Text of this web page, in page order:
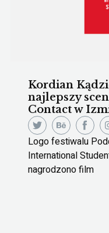
Kordian
najlepszy
Contact w
Logo festiwalu
International
nagrodzono film